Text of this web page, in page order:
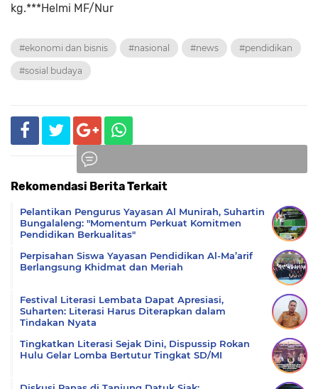
kg.***Helmi MF/Nur
#ekonomi dan bisnis #nasional #news #pendidikan
#sosial budaya
Rekomendasi Berita Terkait
Pelantikan Pengurus Yayasan Al Munirah, Suhartin
Bungalaleng: "Momentum Perkuat Komitmen
Pendidikan Berkualitas"
Perpisahan Siswa Yayasan Pendidikan Al-Ma’arif
Berlangsung Khidmat dan Meriah
Festival Literasi Lembata Dapat Apresiasi,
Suharten: Literasi Harus Diterapkan dalam
Tindakan Nyata
Tingkatkan Literasi Sejak Dini, Dispussip Rokan
Hulu Gelar Lomba Bertutur Tingkat SD/MI